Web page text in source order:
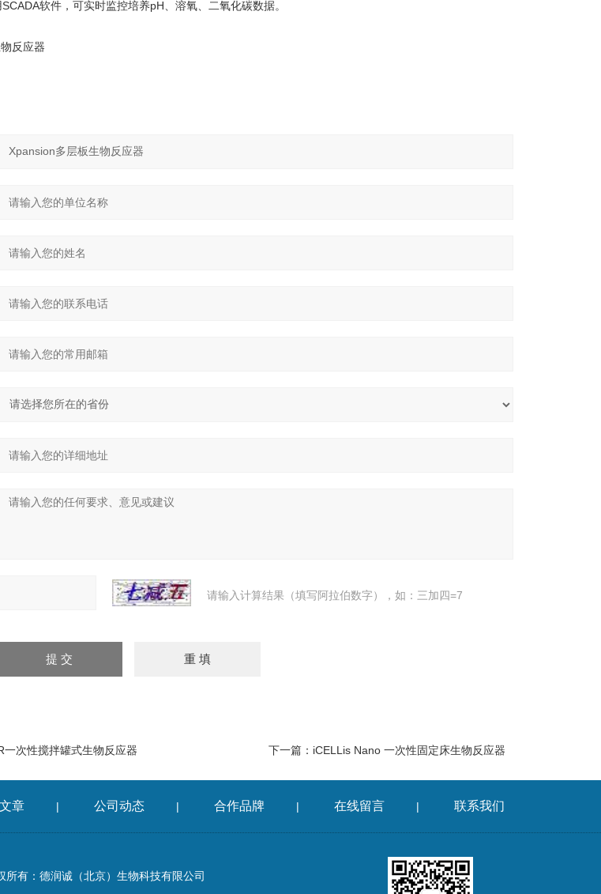
软件，可实时监控培养pH、溶氧、二氧化碳数据。
请输入计算结果（填写阿拉伯数字），如：三加四=7
一次性搅拌罐式生物反应器 下一篇： iCELLis Nano 一次性固定床生物反应器
章 | 公司动态 | 合作品牌 | 在线留言 | 联系我们
有：德润诚（北京）生物科技有限公司